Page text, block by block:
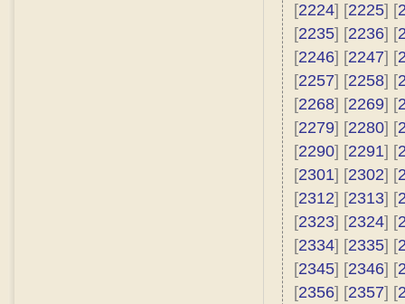
[2224] [2225] [
[2235] [2236] [
[2246] [2247] [
[2257] [2258] [
[2268] [2269] [
[2279] [2280] [
[2290] [2291] [
[2301] [2302] [
[2312] [2313] [
[2323] [2324] [
[2334] [2335] [
[2345] [2346] [
[2356] [2357] [